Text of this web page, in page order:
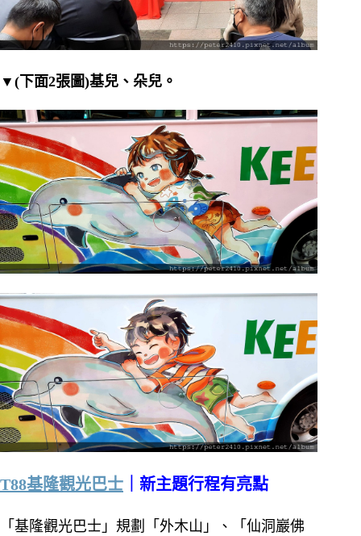
▼(下面2張圖)基兒、朵兒。
T88基隆觀光巴士 ｜新主題行程有亮點
「基隆觀光巴士」規劃「外木山」、「仙洞巖佛